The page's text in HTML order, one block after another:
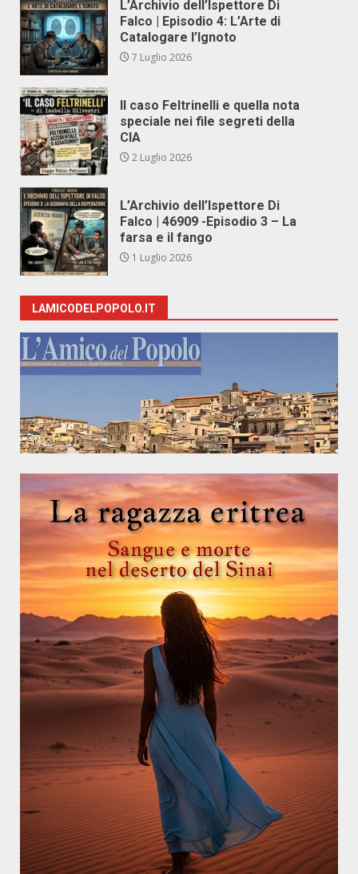
L’Archivio dell’Ispettore Di
Falco | Episodio 4: L’Arte di
Catalogare l’Ignoto
7 Luglio 2026
Il caso Feltrinelli e quella nota
speciale nei file segreti della
CIA
2 Luglio 2026
L’Archivio dell’Ispettore Di
Falco | 46909 -Episodio 3 – La
farsa e il fango
1 Luglio 2026
LAMICODELPOPOLO.IT